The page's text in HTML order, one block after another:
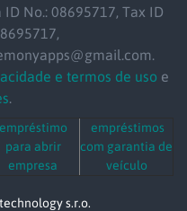
No.: 08695717, Tax ID
e termos de uso e
empréstimo
para abrir
empresa
empréstimos
com garantia de
veículo
s.r.o.